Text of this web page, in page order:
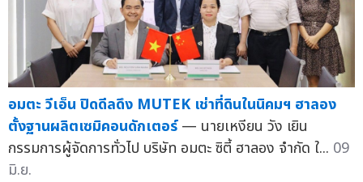
อมตะ วีเอ็น ปิดดีลดึง MUTEK เช่าที่ดินในนิคมฯ ฮาลอง
ตั้งฐานผลิตเซมิคอนดักเตอร์ — นายเหงียน วัง เยิน
กรรมการผู้จัดการทั่วไป บริษัท อมตะ ซิตี้ ฮาลอง จำกัด ใ... 09
มิ.ย.